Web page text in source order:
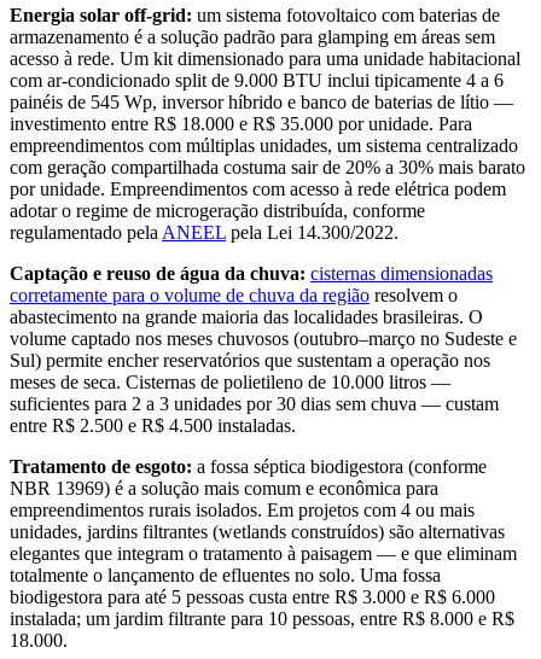
Energia solar off-grid: um sistema fotovoltaico com baterias de
armazenamento é a solução padrão para glamping em áreas sem
acesso à rede. Um kit dimensionado para uma unidade habitacional
com ar-condicionado split de 9.000 BTU inclui tipicamente 4 a 6
painéis de 545 Wp, inversor híbrido e banco de baterias de lítio —
investimento entre R$ 18.000 e R$ 35.000 por unidade. Para
empreendimentos com múltiplas unidades, um sistema centralizado
com geração compartilhada costuma sair de 20% a 30% mais barato
por unidade. Empreendimentos com acesso à rede elétrica podem
adotar o regime de microgeração distribuída, conforme
regulamentado pela ANEEL pela Lei 14.300/2022.
Captação e reuso de água da chuva: cisternas dimensionadas
corretamente para o volume de chuva da região resolvem o
abastecimento na grande maioria das localidades brasileiras. O
volume captado nos meses chuvosos (outubro–março no Sudeste e
Sul) permite encher reservatórios que sustentam a operação nos
meses de seca. Cisternas de polietileno de 10.000 litros —
suficientes para 2 a 3 unidades por 30 dias sem chuva — custam
entre R$ 2.500 e R$ 4.500 instaladas.
Tratamento de esgoto: a fossa séptica biodigestora (conforme
NBR 13969) é a solução mais comum e econômica para
empreendimentos rurais isolados. Em projetos com 4 ou mais
unidades, jardins filtrantes (wetlands construídos) são alternativas
elegantes que integram o tratamento à paisagem — e que eliminam
totalmente o lançamento de efluentes no solo. Uma fossa
biodigestora para até 5 pessoas custa entre R$ 3.000 e R$ 6.000
instalada; um jardim filtrante para 10 pessoas, entre R$ 8.000 e R$
18.000.